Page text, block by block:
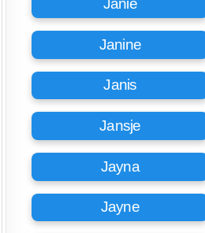
Janie
Janine
Janis
Jansje
Jayna
Jayne